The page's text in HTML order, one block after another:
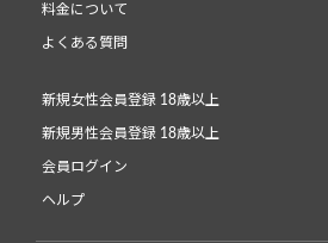
料金について
よくある質問
新規女性会員登録 18歳以上
新規男性会員登録 18歳以上
会員ログイン
ヘルプ